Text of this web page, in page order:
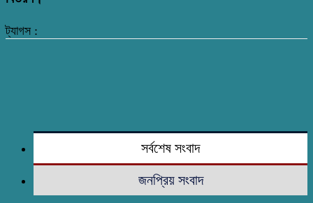
ট্যাগস :
সর্বশেষ সংবাদ
জনপ্রিয় সংবাদ